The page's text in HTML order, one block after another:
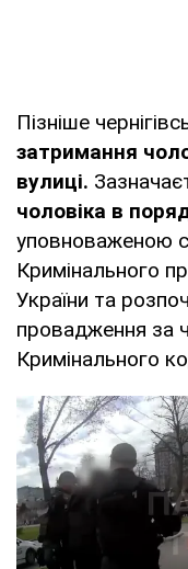
Пізніше
затримання
вулиці.
чоловіка в
уповноваженою
Кримінального
України та
провадження за
Кримінального